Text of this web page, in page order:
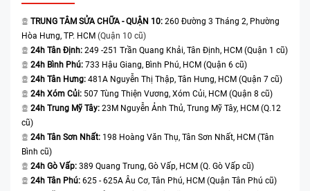
TRUNG TÂM SỬA CHỮA - QUẬN 10: 260 Đường 3 Tháng 2, Phường
Hòa Hưng, TP. HCM (Quận 10 cũ)
24h Tân Định: 249 -251 Trần Quang Khải, Tân Định, HCM (Quận 1 cũ)
24h Bình Phú: 733 Hậu Giang, Bình Phú, HCM (Quận 6 cũ)
24h Tân Hưng: 481A Nguyễn Thị Thập, Tân Hưng, HCM (Quận 7 cũ)
24h Xóm Củi: 507 Tùng Thiện Vương, Xóm Củi, HCM (Quận 8 cũ)
24h Trung Mỹ Tây: 23M Nguyễn Ảnh Thủ, Trung Mỹ Tây, HCM (Q.12
cũ)
24h Tân Sơn Nhất: 198 Hoàng Văn Thụ, Tân Sơn Nhất, HCM (Tân
Bình cũ)
24h Gò Vấp: 389 Quang Trung, Gò Vấp, HCM (Q. Gò Vấp cũ)
24h Tân Phú: 625 - 625A Âu Cơ, Tân Phú, HCM (Quận Tân Phú cũ)